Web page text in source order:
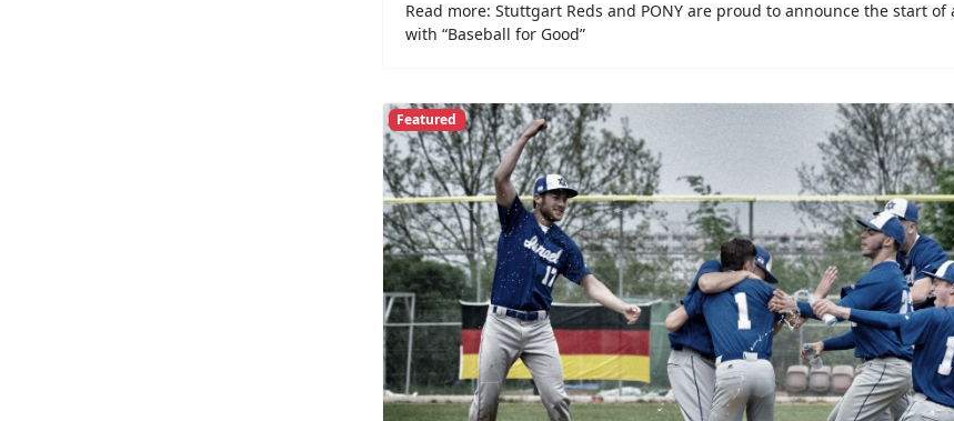
Read more: Stuttgart Reds and PONY are proud to announce the start
with “Baseball for Good”
Featured